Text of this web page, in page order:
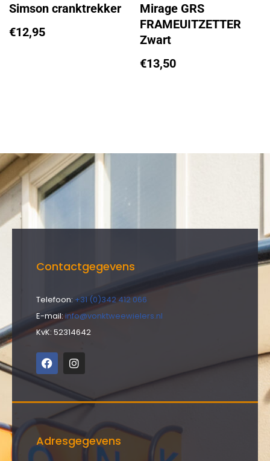
Simson cranktrekker
€12,95
Mirage GRS
FRAMEUITZETTER
Zwart
€13,50
Contactgegevens
Telefoon: +31 (0)342 412 066
E-mail:info@vonktweewielers.nl
KvK: 52314642
Adresgegevens